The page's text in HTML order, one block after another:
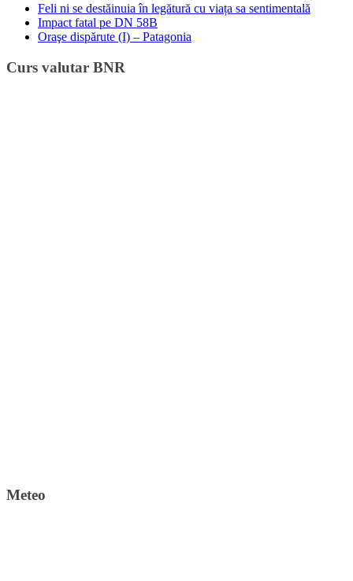
Feli ni se destăinuia în legătură cu viața sa sentimentală
Impact fatal pe DN 58B
Oraşe dispărute (I) – Patagonia
Curs valutar BNR
Meteo